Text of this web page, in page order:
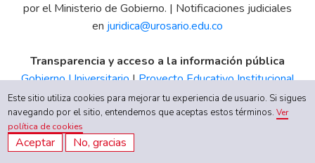
Quiero inscribirme ahora
por el Ministerio de Gobierno. | Notificaciones judiciales
en juridica@urosario.edu.co
Transparencia y acceso a la información pública
Gobierno Universitario|Proyecto Educativo Institucional
|Informe de Gestión|Boletín Estadístico|Régimen
Tributario|Estados Financieros|Código de Ética|Canal
de Integridad UR
Este sitio utiliza cookies para mejorar tu experiencia de usuario. Si sigues
navegando por el sitio, entendemos que aceptas estos términos.Ver
política de cookies
Aceptar No, gracias